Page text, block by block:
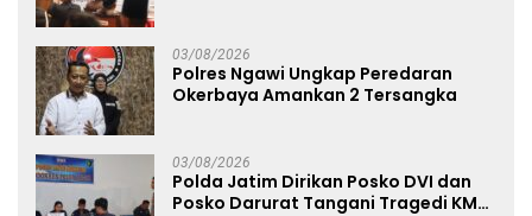
03/08/2026
Polres Ngawi Ungkap Peredaran
Okerbaya Amankan 2 Tersangka
03/08/2026
Polda Jatim Dirikan Posko DVI dan
Posko Darurat Tangani Tragedi KMP